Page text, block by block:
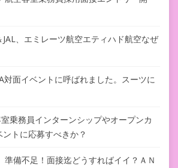
、エミレーツ航空エティハド航空なぜ
対面イベントに呼ばれました。スーツに
乗務員インターンシップやオープンカ
トに応募すべきか？
準備不足！面接迄どうすればイイ？ＡＮ